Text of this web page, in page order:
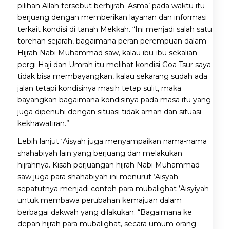
pilihan Allah tersebut berhijrah. Asma’ pada waktu itu
berjuang dengan memberikan layanan dan informasi
terkait kondisi di tanah Mekkah. “Ini menjadi salah satu
torehan sejarah, bagaimana peran perempuan dalam
Hijrah Nabi Muhammad saw, kalau ibu-ibu sekalian
pergi Haji dan Umrah itu melihat kondisi Goa Tsur saya
tidak bisa membayangkan, kalau sekarang sudah ada
jalan tetapi kondisinya masih tetap sulit, maka
bayangkan bagaimana kondisinya pada masa itu yang
juga dipenuhi dengan situasi tidak aman dan situasi
kekhawatiran.”
Lebih lanjut ‘Aisyah juga menyampaikan nama-nama
shahabiyah lain yang berjuang dan melakukan
hijrahnya. Kisah perjuangan hijrah Nabi Muhammad
saw juga para shahabiyah ini menurut ‘Aisyah
sepatutnya menjadi contoh para mubalighat ‘Aisyiyah
untuk membawa perubahan kemajuan dalam
berbagai dakwah yang dilakukan. “Bagaimana ke
depan hijrah para mubalighat, secara umum orang